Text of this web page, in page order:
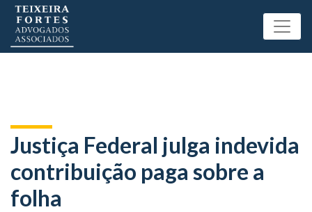
Justiça Federal julga indevida
contribuição paga sobre a
folha